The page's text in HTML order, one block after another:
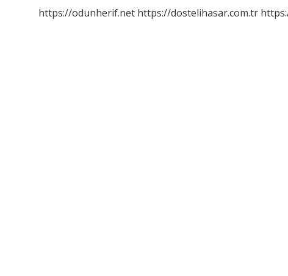
https://odunherif.net https://dostelihasar.com.tr